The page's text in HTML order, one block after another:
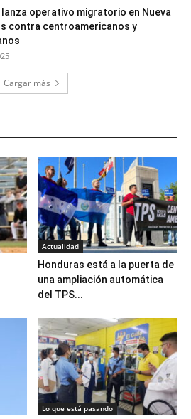
lanza operativo migratorio en Nueva
contra centroamericanos y
Cargar más
Actualidad
Honduras está a la puerta de
una ampliación automática
del TPS...
Lo que está pasando